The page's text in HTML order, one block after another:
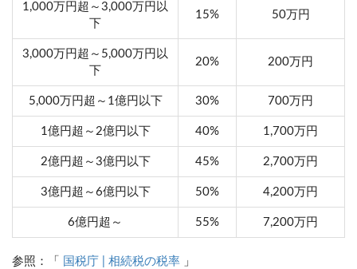
1,000万円超～3,000万円以
下
15% 50万円
3,000万円超～5,000万円以
下
20% 200万円
5,000万円超～1億円以下 30% 700万円
1億円超～2億円以下 40% 1,700万円
2億円超～3億円以下 45% 2,700万円
3億円超～6億円以下 50% 4,200万円
6億円超～ 55% 7,200万円
参照：「 国税庁 | 相続税の税率 」